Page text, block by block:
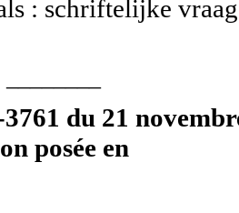
: schriftelijke vraag
du 21
posée en